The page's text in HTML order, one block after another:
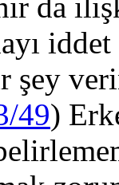
şey
49)